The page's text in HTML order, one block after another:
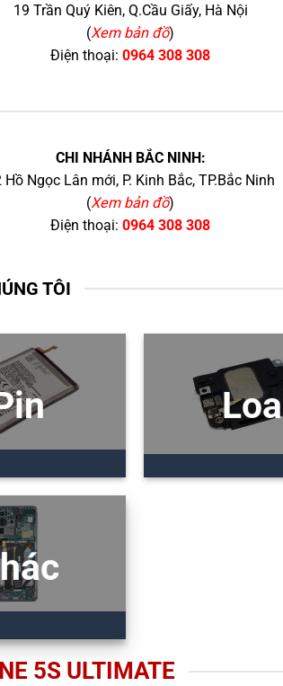
19 Trần Quý Kiên, Q.Cầu Giấy, Hà Nội
(Xem bản đồ)
Điện thoại: 0964 308 308
CHI NHÁNH BẮC NINH:
Hồ Ngọc Lân mới, P. Kinh Bắc, TP.Bắc Ninh
(Xem bản đồ)
Điện thoại: 0964 308 308
TÔI
Loa
5S ULTIMATE